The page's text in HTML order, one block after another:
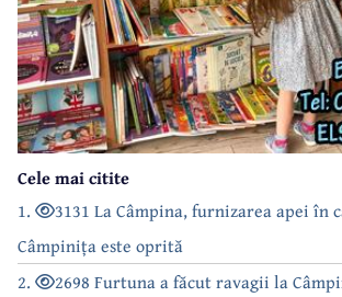
Cele mai citite
1.
3131 La Câmpina, furnizarea apei în
Câmpinița este oprită
2.
2698 Furtuna a făcut ravagii la